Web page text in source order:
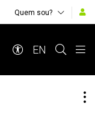
Quem sou?
EN